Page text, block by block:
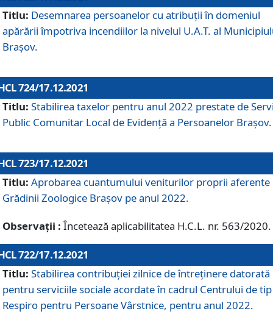
Titlu: Desemnarea persoanelor cu atribuții în domeniul
apărării împotriva incendiilor la nivelul U.A.T. al
Brașov.
724/17.12.2021
Titlu: Stabilirea taxelor pentru anul 2022 prestate de
Public Comunitar Local de Evidență a Persoanelor Braşov.
723/17.12.2021
Titlu: Aprobarea cuantumului veniturilor proprii aferente
Grădinii Zoologice Braşov pe anul 2022.
Observații : Încetează aplicabilitatea H.C.L. nr. 563/2020.
722/17.12.2021
Titlu: Stabilirea contribuţiei zilnice de întreținere datorată
pentru serviciile sociale acordate în cadrul Centrului de tip
Respiro pentru Persoane Vârstnice, pentru anul 2022.